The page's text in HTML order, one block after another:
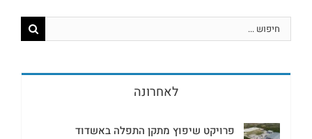
לאחרונה
פרויקט שיפוץ מתקן התפלה באשדוד